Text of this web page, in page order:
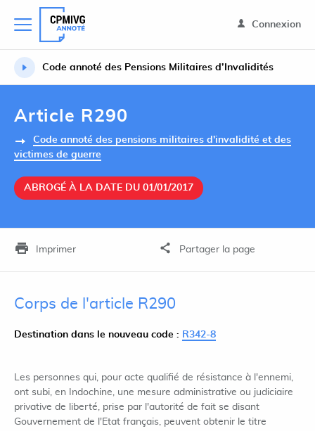
Connexion
Code annoté des Pensions Militaires d’Invalidités
Article R290
Code annoté des pensions militaires d'invalidité et des
victimes de guerre
ABROGÉ À LA DATE DU 01/01/2017
Imprimer Partager la page
Corps de l'article R290
Destination dans le nouveau code : R342-8
Les personnes qui, pour acte qualifié de résistance à l'ennemi,
ont subi, en Indochine, une mesure administrative ou judiciaire
privative de liberté, prise par l'autorité de fait se disant
Gouvernement de l'Etat français, peuvent obtenir le titre